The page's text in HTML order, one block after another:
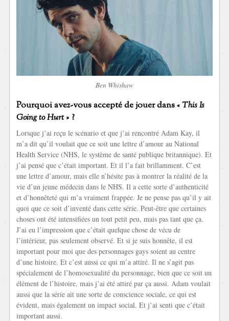
Ben Whishaw
Pourquoi avez-vous accepté de jouer dans« This Is
Going to Hurt » ?
Lorsque j’ai reçu le scénario et que j’ai rencontré Adam Kay, il
m’a dit qu’il voulait que ce soit une lettre d’amour au National
Health Service (NHS, le système de santé publique britannique). Et
j’ai pensé que c’était important. Et il l’a fait brillamment. C’est
une lettre d’amour, mais elle n’hésite pas à montrer la réalité de la
vie d’un jeune médecin dans le NHS. Il a cette sorte d’authenticité
et d’honnêteté qui m’a vraiment frappée. Je ne pense pas qu’il y ait
quoi que ce soit d’inventé dans cette série. Peut-être que certaines
choses ont été intensifiées un tout petit peu, mais pas tant que ça.
J’ai eu l’impression que c’était quelque chose de vécu de
l’intérieur, pas seulement observé. Et si je suis honnête, il est
important pour moi que des personnages gays soient au centre
d’une histoire. Et c’est aussi ce qui m’a attiré. Il ne s’agit pas
spécialement de l’homosexualité du personnage, bien que ce soit un
élément de l’histoire, mais j’ai été attiré par ça aussi. Adam voulait
aussi que la série ait une sorte de conscience sociale, ce qui est
évident, mais également un impact social. Et j’ai senti que c’était
important aussi.